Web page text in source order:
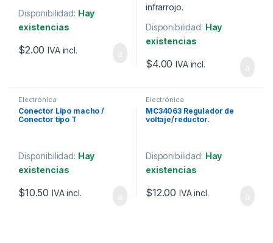
Disponibilidad: Hay
existencias
$2.00 IVA incl.
Disponibilidad: Hay
existencias
$4.00 IVA incl.
Electrónica
Conector Lipo macho /
Conector tipo T
Disponibilidad: Hay
existencias
$10.50 IVA incl.
Electrónica
MC34063 Regulador de
voltaje/reductor.
Disponibilidad: Hay
existencias
$12.00 IVA incl.